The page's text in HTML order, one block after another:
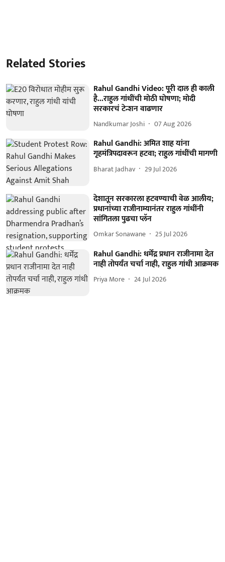
Related Stories
Rahul Gandhi Video: पूरी दाल ही काली
है...राहुल गांधींची मोठी घोषणा; मोदी
सरकारचं टेन्शन वाढणार
Nandkumar Joshi 07 Aug 2026
Rahul Gandhi: अमित शाह यांना
गृहमंत्रिपदावरून हटवा; राहुल गांधींची मागणी
Bharat Jadhav 29 Jul 2026
देशातून सरकारला हटवण्याची वेळ आलीय;
प्रधानांच्या राजीनाम्यानंतर राहुल गांधींनी
सांगितला पुढचा प्लॅन
Omkar Sonawane 25 Jul 2026
Rahul Gandhi: धर्मेंद्र प्रधान राजीनामा देत
नाही तोपर्यंत चर्चा नाही, राहुल गांधी आक्रमक
Priya More 24 Jul 2026